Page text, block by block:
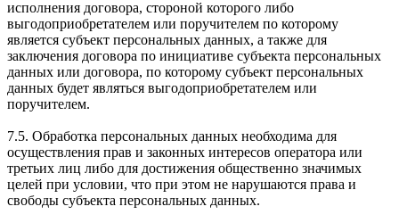
исполнения договора, стороной которого либо
выгодоприобретателем или поручителем по которому
является субъект персональных данных, а также для
заключения договора по инициативе субъекта персональных
данных или договора, по которому субъект персональных
данных будет являться выгодоприобретателем или
поручителем.
7.5. Обработка персональных данных необходима для
осуществления прав и законных интересов оператора или
третьих лиц либо для достижения общественно значимых
целей при условии, что при этом не нарушаются права и
свободы субъекта персональных данных.